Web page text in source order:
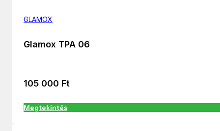
GLAMOX
Glamox TPA 06
105 000 Ft
Megtekintés